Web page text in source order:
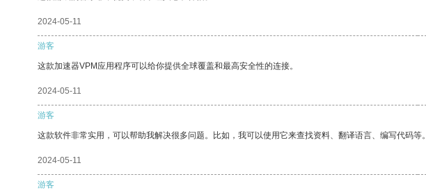
2024-05-11
游客
这款加速器VPM应用程序可以给你提供全球覆盖和最高安全性的连接。
2024-05-11
游客
这款软件非常实用，可以帮助我解决很多问题。比如，我可以使用它来查找资料、翻译语言、编写代码等。
2024-05-11
游客